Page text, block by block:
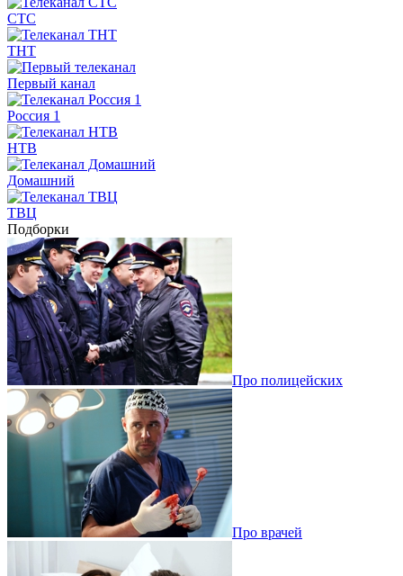
СТС
ТНТ
Первый канал
Россия 1
НТВ
Домашний
ТВЦ
Подборки
Про полицейских
Про врачей